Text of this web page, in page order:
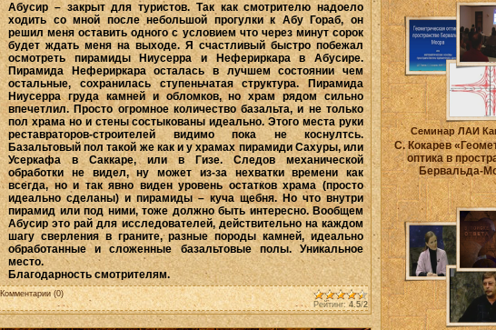
Абусир – закрыт для туристов. Так как смотрителю надоело
ходить со мной после небольшой прогулки к Абу Гораб, он
решил меня оставить одного с условием что через минут сорок
будет ждать меня на выходе. Я счастливый быстро побежал
осмотреть пирамиды Ниусерра и Нефериркара в Абусире.
Пирамида Нефериркара осталась в лучшем состоянии чем
остальные, сохранилась ступеньчатая структура. Пирамида
Ниусерра груда камней и обломков, но храм рядом сильно
впечетлил. Просто огромное количество базальта, и не только
пол храма но и стены состыкованы идеально. Этого места руки
реставраторов-строителей видимо пока не коснултсь.
Базальтовый пол такой же как и у храмах пирамиди Сахуры, или
Усеркафа в Саккаре, или в Гизе. Следов механической
обработки не видел, ну может из-за нехватки времени как
всегда, но и так явно виден уровень остатков храма (просто
идеально сделаны) и пирамиды – куча щебня. Но что внутри
пирамид или под ними, тоже должно быть интересно. Вообщем
Абусир это рай для исследователей, действительно на каждом
шагу сверления в граните, разные породы камней, идеально
обработанные и сложенные базальтовые полы. Уникальное
место.
Благодарность смотрителям.
Рейтинг: 4.5/2
Комментарии (0)
Семинар ЛАИ
С. Кокарев
оптика в
Бервальда-